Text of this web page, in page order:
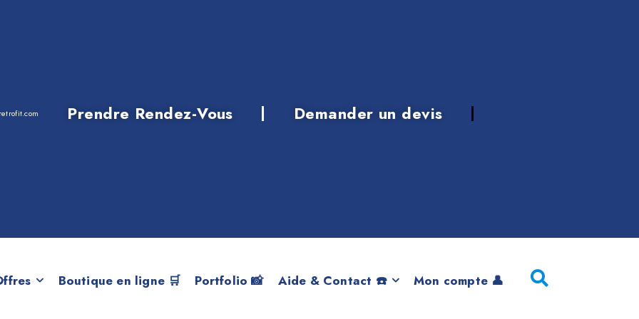
Prendre Rendez-Vous Demander un devis
Boutique en ligne 🛒 Portfolio 📸 Aide & Contact ☎️ Mon compte 👤
dernière génération, avec molette tactile à fonction HandWriting et Licences BMW, 100% d’origine